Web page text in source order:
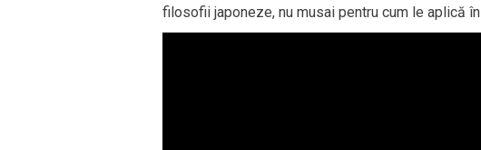
filosofii japoneze, nu musai pentru cum le aplică